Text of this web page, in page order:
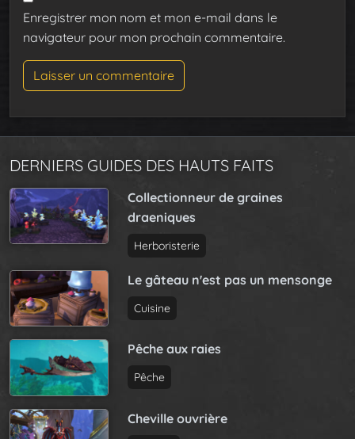
Enregistrer mon nom et mon e-mail dans le
navigateur pour mon prochain commentaire.
DERNIERS GUIDES DES HAUTS FAITS
Collectionneur de graines
draeniques
Herboristerie
Le gâteau n'est pas un mensonge
Cuisine
Pêche aux raies
Pêche
Cheville ouvrière